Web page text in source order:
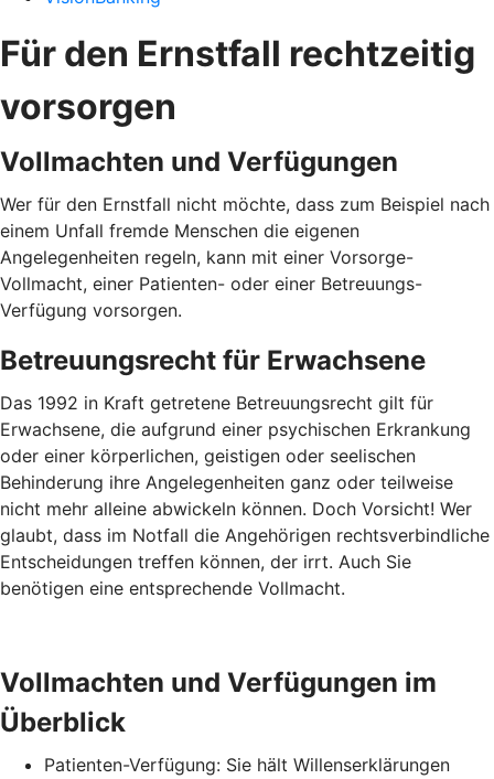
Für den Ernstfall rechtzeitig
vorsorgen
Vollmachten und Verfügungen
Wer für den Ernstfall nicht möchte, dass zum Beispiel nach
einem Unfall fremde Menschen die eigenen
Angelegenheiten regeln, kann mit einer Vorsorge-
Vollmacht, einer Patienten- oder einer Betreuungs-
Verfügung vorsorgen.
Betreuungsrecht für Erwachsene
Das 1992 in Kraft getretene Betreuungsrecht gilt für
Erwachsene, die aufgrund einer psychischen Erkrankung
oder einer körperlichen, geistigen oder seelischen
Behinderung ihre Angelegenheiten ganz oder teilweise
nicht mehr alleine abwickeln können. Doch Vorsicht! Wer
glaubt, dass im Notfall die Angehörigen rechtsverbindliche
Entscheidungen treffen können, der irrt. Auch Sie
benötigen eine entsprechende Vollmacht.
Vollmachten und Verfügungen im
Überblick
Patienten-Verfügung: Sie hält Willenserklärungen